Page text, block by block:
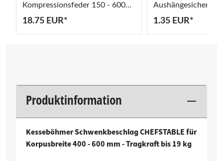
Kompressionsfeder 150 - 600
NM
18.75 EUR*
Einhängekörbe
1.35 EUR*
Produktinformation
Kesseböhmer Schwenkbeschlag CHEFSTABLE für
Korpusbreite 400 - 600 mm - Tragkraft bis 19 kg